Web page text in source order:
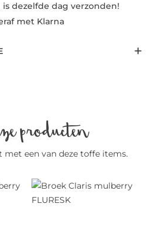
is dezelfde dag verzonden!
met Klarna
producten
met een van deze toffe items.